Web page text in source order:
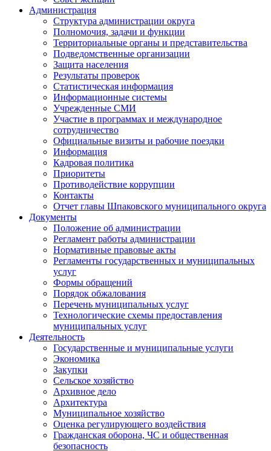
Администрация
Структура администрации округа
Полномочия, задачи и функции
Территориальные органы и представительства
Подведомственные организации
Защита населения
Результаты проверок
Статистическая информация
Информационные системы
Учрежденные СМИ
Участие в программах и международное
сотрудничество
Официальные визиты и рабочие поездки
Информация
Кадровая политика
Приоритеты
Противодействие коррупции
Контакты
Отчет главы Шпаковского муниципального округа
Документы
Положение об администрации
Регламент работы администрации
Нормативные правовые акты
Регламенты государственных и муниципальных
услуг
Формы обращений
Порядок обжалования
Перечень муниципальных услуг
Технологические схемы предоставления
муниципальных услуг
Деятельность
Государственные и муниципальные услуги
Экономика
Закупки
Сельское хозяйство
Архивное дело
Архитектура
Муниципальное хозяйство
Оценка регулирующего воздействия
Гражданская оборона, ЧС и общественная
безопасность